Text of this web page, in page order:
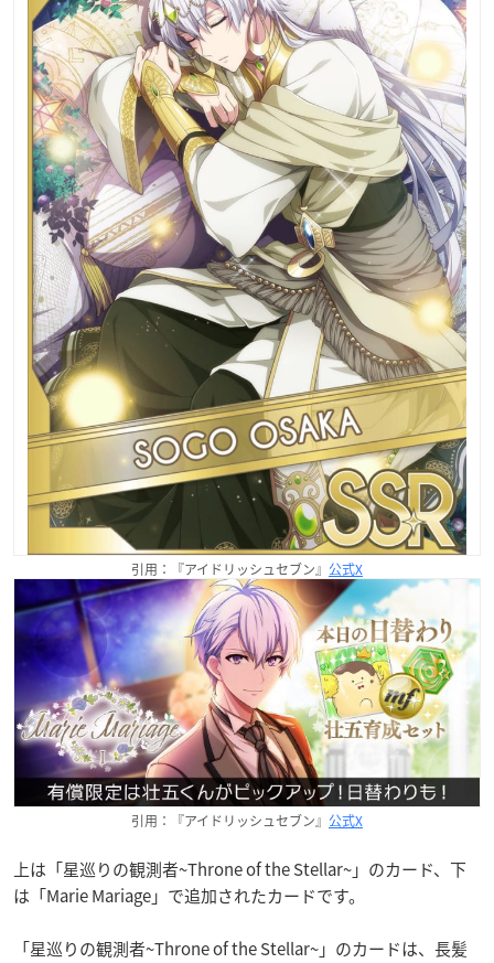
引用：『アイドリッシュセブン』 公式X
引用：『アイドリッシュセブン』 公式X
上は「星巡りの観測者~Throne of the Stellar~」のカード、下
は「Marie Mariage」で追加されたカードです。
「星巡りの観測者~Throne of the Stellar~」のカードは、長髪